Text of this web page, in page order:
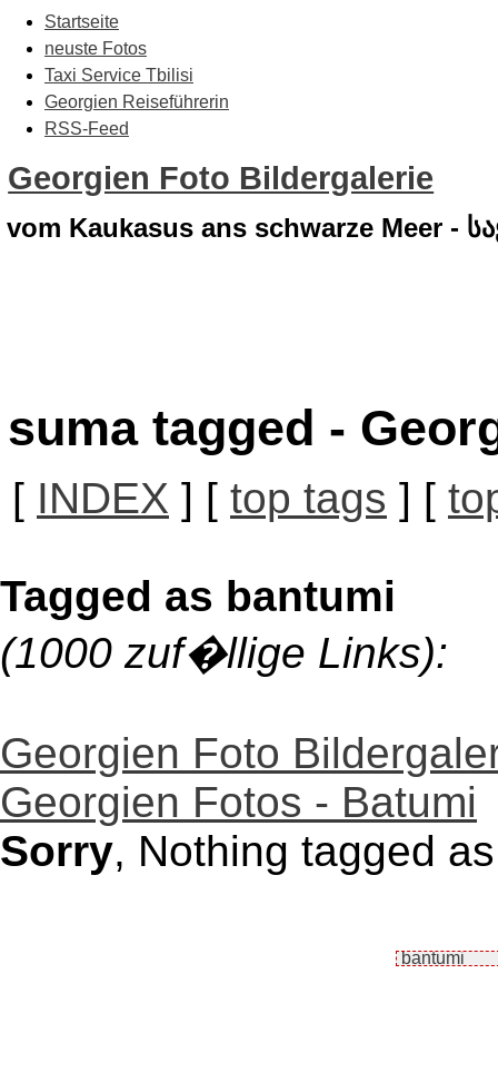
Startseite
neuste Fotos
Taxi Service Tbilisi
Georgien Reiseführerin
RSS-Feed
Georgien Foto Bildergalerie
vom Kaukasus ans schwarze Meer -
suma tagged -
[ INDEX ] [ top tags ] [
Tagged as bantumi
(1000 zuf�llige Links):
Georgien Foto
Georgien Fotos - Batumi
Sorry, Nothing tagged